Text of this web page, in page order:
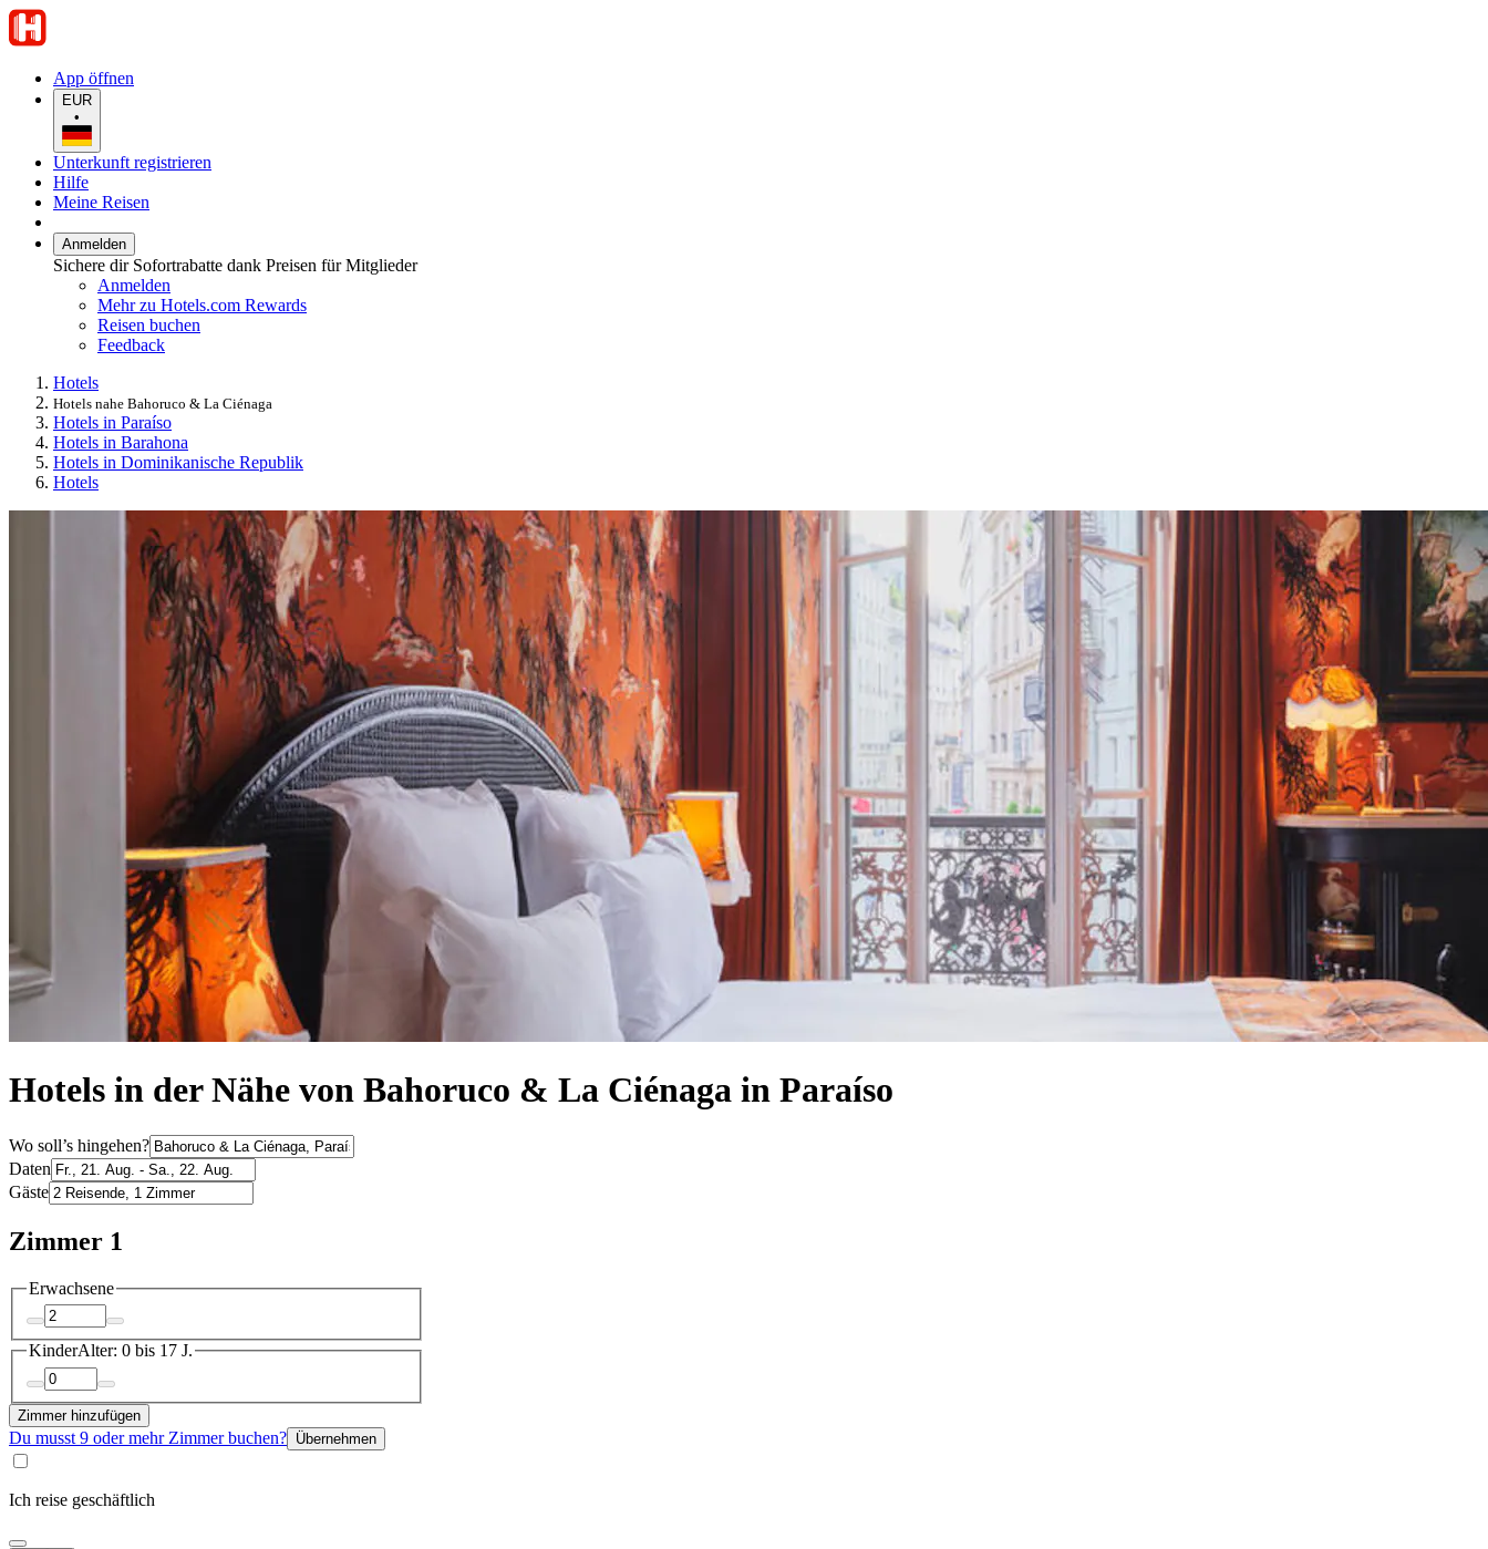
App öffnen
EUR
•
Unterkunft registrieren
Hilfe
Meine Reisen
Anmelden
Sichere dir Sofortrabatte dank Preisen für Mitglieder
Anmelden
Mehr zu Hotels.com Rewards
Reisen buchen
Feedback
Hotels
Hotels nahe Bahoruco & La Ciénaga
Hotels in Paraíso
Hotels in Barahona
Hotels in Dominikanische Republik
Hotels
Hotels in der Nähe von Bahoruco & La Ciénaga in Paraíso
Wo soll’s hingehen?
Daten
Gäste
Zimmer 1
Erwachsene
KinderAlter: 0 bis 17 J.
Zimmer hinzufügen
Du musst 9 oder mehr Zimmer buchen? Übernehmen
Ich reise geschäftlich